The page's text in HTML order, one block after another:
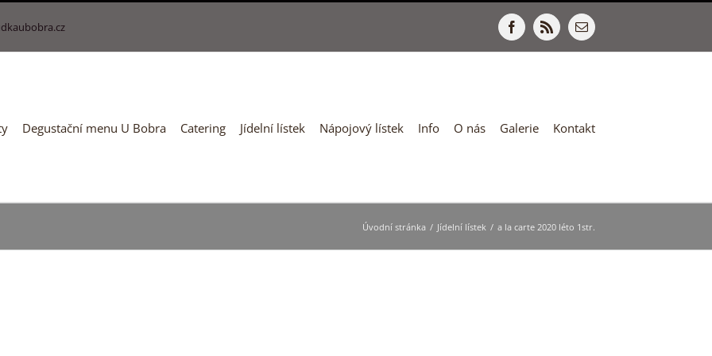
Facebook
Rss
E-
mail
Degustační menu U Bobra Catering Jídelní lístek Nápojový lístek Info O nás Galerie Kontakt
Úvodní stránka / Jídelní lístek / a la carte 2020 léto 1str.